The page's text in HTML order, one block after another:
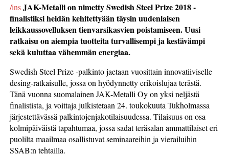
/insJAK-Metalli on nimetty Swedish Steel Prize 2018 -
finalistiksi heidän kehitettyääntäysin uudenlaisen
leikkaussovelluksen tienvarsikasvien poistamiseen.Uusi
ratkaisu on aiempia tuotteita turvallisempi ja kestävämpi
sekä kuluttaa vähemmän energiaa.
Swedish Steel Prize -palkinto jaetaan vuosittain innovatiiviselle
desing-ratkaisulle, jossa on hyödynnetty erikoislujaa terästä.
Tänä vuonna suomalainen JAK-Metalli Oy on yksi neljästä
finalistista, ja voittaja julkistetaan 24. toukokuuta Tukholmassa
järjestettävässä palkintojenjakotilaisuudessa. Tilaisuus on osa
kolmipäiväistä tapahtumaa, jossa sadat teräsalan ammattilaiset eri
puolilta maailmaa osallistuvat seminaareihin ja vierailuihin
SSAB:n tehtailla.